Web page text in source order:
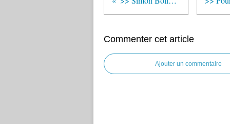
Commenter cet article
Ajouter un commentaire